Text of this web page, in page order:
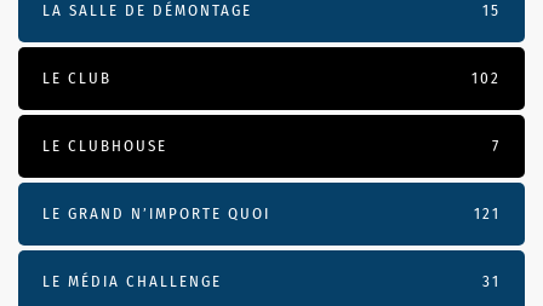
LA SALLE DE DÉMONTAGE 15
LE CLUB 102
LE CLUBHOUSE 7
LE GRAND N’IMPORTE QUOI 121
LE MÉDIA CHALLENGE 31